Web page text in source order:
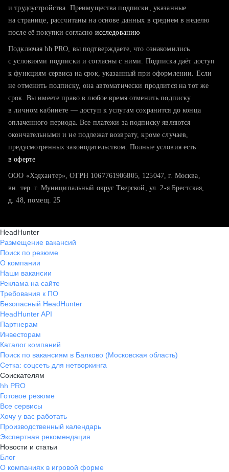
тратите много времени на поиск и вручную поднимаете
хотите сравнить себя с конкурентами и оценить шансы
и трудоустройства. Преимущества подписки, указанные
на странице, рассчитаны на основе данных в среднем в неделю
после её покупки согласно исследованию
Подключая hh PRO, вы подтверждаете, что ознакомились
с условиями подписки и согласны с ними. Подписка даёт доступ
к функциям сервиса на срок, указанный при оформлении. Если
не отменить подписку, она автоматически продлится на тот же
срок. Вы имеете право в любое время отменить подписку
в личном кабинете — доступ к услугам сохранится до конца
оплаченного периода. Все платежи за подписку являются
окончательными и не подлежат возврату, кроме случаев,
предусмотренных законодательством. Полные условия есть
в оферте
ООО «Хэдхантер», ОГРН 1067761906805, 125047, г. Москва,
вн. тер. г. Муниципальный округ Тверской, ул. 2-я Брестская,
д. 48, помещ. 25
HeadHunter
Размещение вакансий
Поиск по резюме
О компании
Наши вакансии
Реклама на сайте
Требования к ПО
Безопасный HeadHunter
HeadHunter API
Партнерам
Инвесторам
Каталог компаний
Поиск по вакансиям в Балково (Московская область)
Сетка: соцсеть для нетворкинга
Соискателям
hh PRO
Готовое резюме
Все сервисы
Хочу у вас работать
Производственный календарь
Экспертная рекомендация
Новости и статьи
Блог
О компаниях в игровой форме